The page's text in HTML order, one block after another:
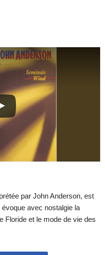
par John Anderson, est
avec nostalgie la
Floride et le mode de vie des